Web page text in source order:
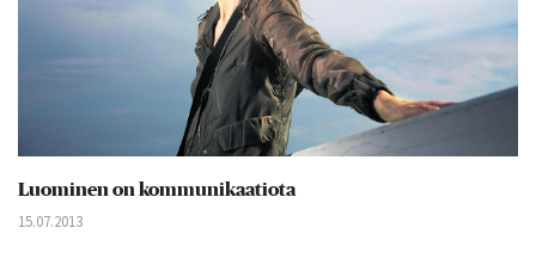
Luominen on kommunikaatiota
15.07.2013